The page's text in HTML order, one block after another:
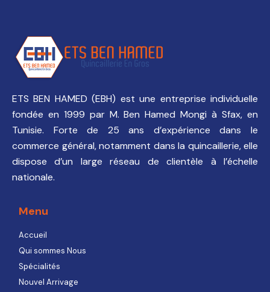
ETS BEN HAMED (EBH) est une entreprise individuelle
fondée en 1999 par M. Ben Hamed Mongi à Sfax, en
Tunisie. Forte de 25 ans d’expérience dans le
commerce général, notamment dans la quincaillerie, elle
dispose d’un large réseau de clientèle à l’échelle
nationale.
Menu
Accueil
Qui sommes Nous
Spécialités
Nouvel Arrivage